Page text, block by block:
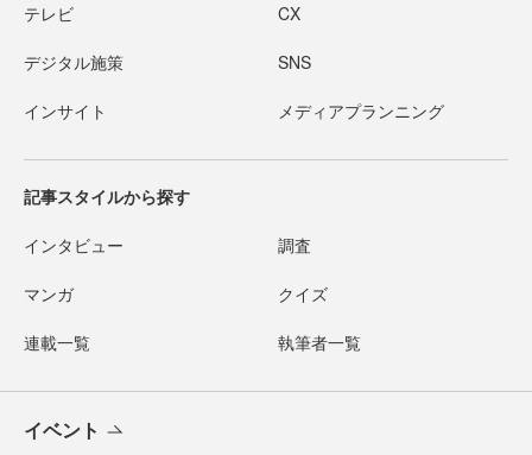
テレビ CX
デジタル施策 SNS
インサイト メディアプランニング
記事スタイルから探す
インタビュー 調査
マンガ クイズ
連載一覧 執筆者一覧
イベント